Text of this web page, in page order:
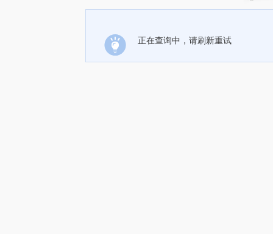
正在查询中，请刷新重试